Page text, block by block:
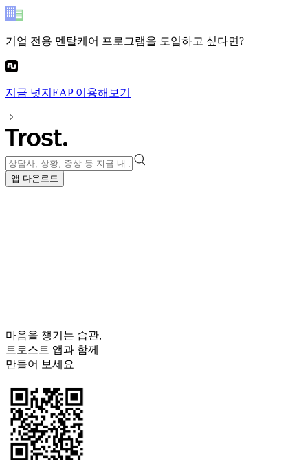
기업 전용 멘탈케어 프로그램을 도입하고 싶다면?
지금 넛지EAP이용해보기
앱 다운로드
마음을 챙기는 습관,
트로스트 앱과 함께
만들어 보세요